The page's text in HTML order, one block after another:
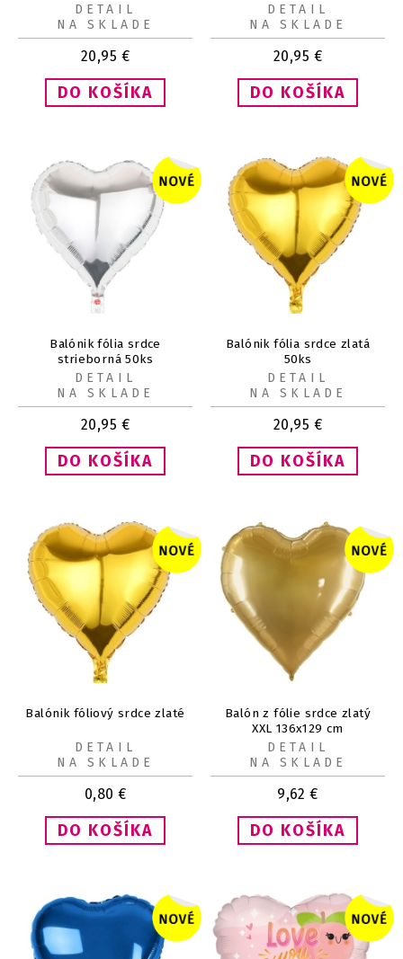
20,95 €
DETAIL
NA SKLADE
20,95 €
DETAIL
NA SKLADE
Balónik fólia srdce
strieborná 50ks
20,95 €
DETAIL
NA SKLADE
Balónik fólia srdce zlatá
50ks
20,95 €
DETAIL
NA SKLADE
Balónik fóliový srdce zlaté
0,80 €
DETAIL
NA SKLADE
Balón z fólie srdce zlatý
XXL 136x129 cm
9,62 €
DETAIL
NA SKLADE